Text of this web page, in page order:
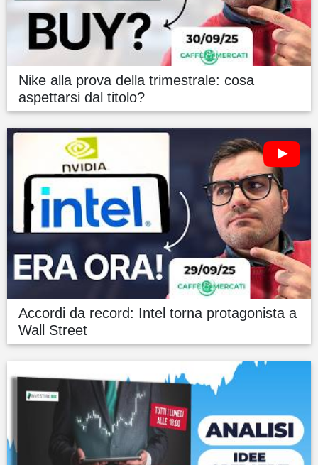
Nike alla prova della trimestrale: cosa
aspettarsi dal titolo?
Accordi da record: Intel torna protagonista a
Wall Street